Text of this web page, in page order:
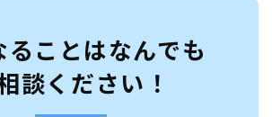
ることはなんでも
談ください！